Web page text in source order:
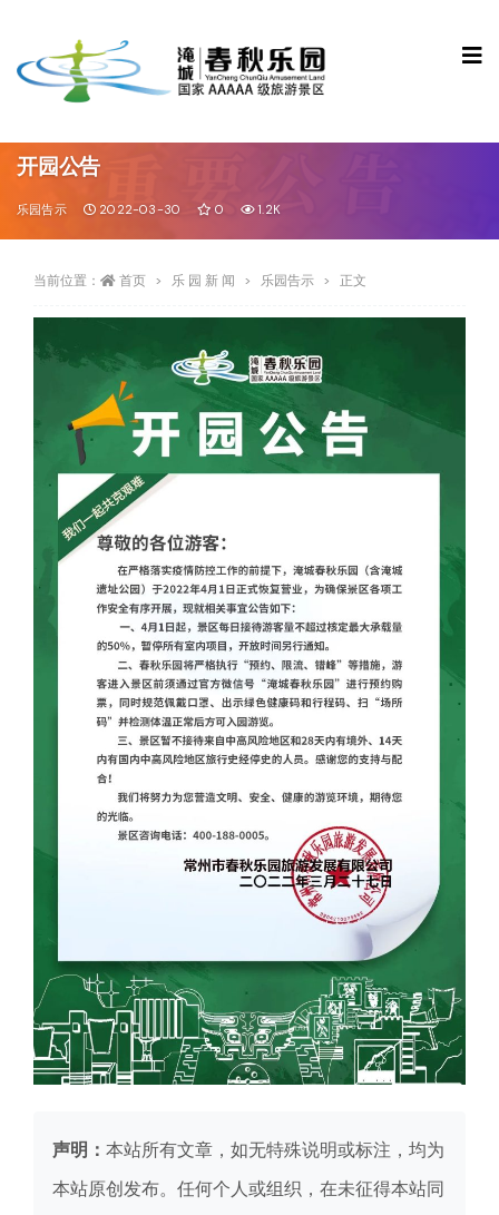
开园公告
乐园告示 2022-03-30 0 1.2K
当前位置： 首页 乐 园 新 闻 乐园告示 正文
声明： 本站所有文章，如无特殊说明或标注，均为
本站原创发布。任何个人或组织，在未征得本站同